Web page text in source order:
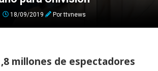
18/09/2019 Porttvnews
millones de espectadores